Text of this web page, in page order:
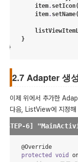
        item
.
        item
.
    }
}
2.7 Adapter 생
이제 위에서 추가한
다음, ListView에 지정해
    @
Override
protected
void